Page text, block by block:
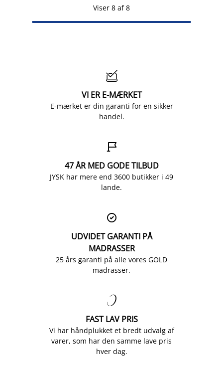
Viser 8 af 8

VI ER E-MÆRKET
E-mærket er din garanti for en sikker
handel.

47 ÅR MED GODE TILBUD
JYSK har mere end 3600 butikker i 49
lande.

UDVIDET GARANTI PÅ
MADRASSER
25 års garanti på alle vores GOLD
madrasser.

FAST LAV PRIS
Vi har håndplukket et bredt udvalg af
varer, som har den samme lave pris
hver dag.